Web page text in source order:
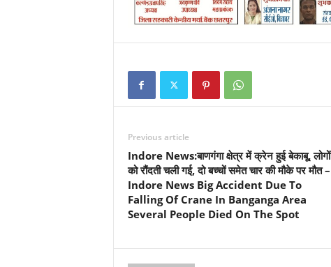
Previous article
Indore News:बाणगंगा क्षेत्र में क्रेन हुई बेकाबू, लोगों
को रौंदती चली गई, दो बच्चों समेत चार की मौके पर मौत –
Indore News Big Accident Due To
Falling Of Crane In Banganga Area
Several People Died On The Spot